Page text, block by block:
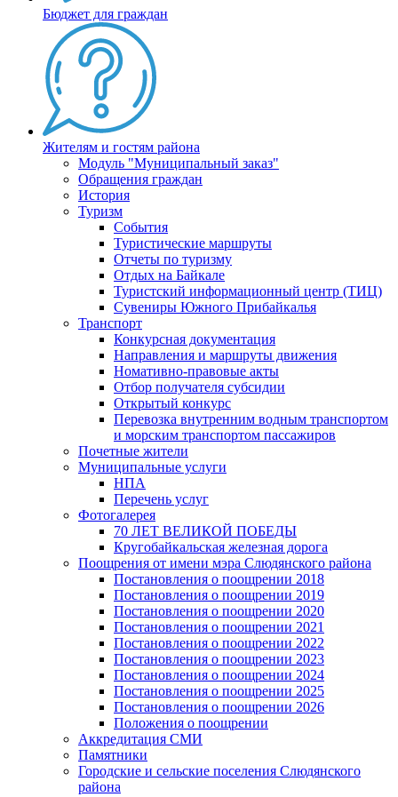
Бюджет для граждан
Жителям и гостям района
Модуль "Муниципальный заказ"
Обращения граждан
История
Туризм
События
Туристические маршруты
Отчеты по туризму
Отдых на Байкале
Туристский информационный центр (ТИЦ)
Сувениры Южного Прибайкалья
Транспорт
Конкурсная документация
Направления и маршруты движения
Номативно-правовые акты
Отбор получателя субсидии
Открытый конкурс
Перевозка внутренним водным транспортом
и морским транспортом пассажиров
Почетные жители
Муниципальные услуги
НПА
Перечень услуг
Фотогалерея
70 ЛЕТ ВЕЛИКОЙ ПОБЕДЫ
Кругобайкальская железная дорога
Поощрения от имени мэра Слюдянского района
Постановления о поощрении 2018
Постановления о поощрении 2019
Постановления о поощрении 2020
Постановления о поощрении 2021
Постановления о поощрении 2022
Постановления о поощрении 2023
Постановления о поощрении 2024
Постановления о поощрении 2025
Постановления о поощрении 2026
Положения о поощрении
Аккредитация СМИ
Памятники
Городские и сельские поселения Слюдянского
района